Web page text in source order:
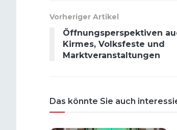
Vorheriger Artikel
Öffnungsperspektiven
Kirmes, Volksfeste und
Marktveranstaltungen
Das könnte Sie auch